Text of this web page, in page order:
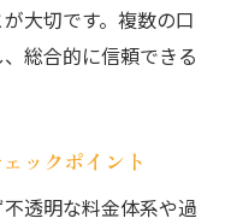
大切です。複数の口
総合的に信頼できる
ックポイント
透明な料金体系や過